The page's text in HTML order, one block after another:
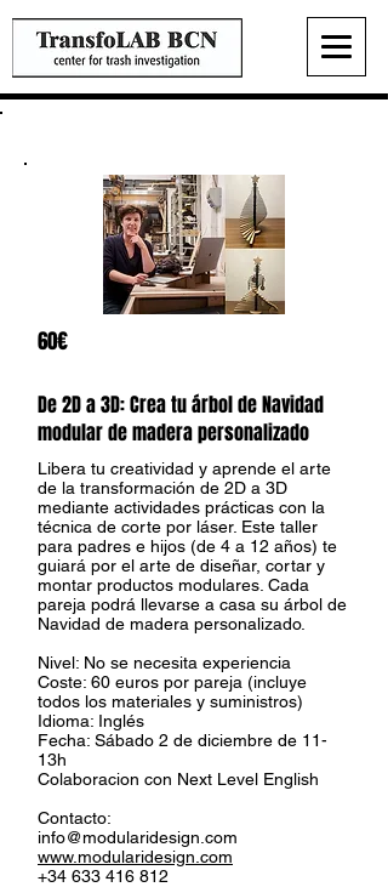
60€
De 2D a 3D: Crea tu árbol de Navidad
modular de madera personalizado
Libera tu creatividad y aprende el arte
de la transformación de 2D a 3D
mediante actividades prácticas con la
técnica de corte por láser. Este taller
para padres e hijos (de 4 a 12 años) te
guiará por el arte de diseñar, cortar y
montar productos modulares. Cada
pareja podrá llevarse a casa su árbol de
Navidad de madera personalizado.
Nivel: No se necesita experiencia
Coste: 60 euros por pareja (incluye
todos los materiales y suministros)
Idioma: Inglés
Fecha: Sábado 2 de diciembre de 11-
13h
Colaboracion con Next Level English
Contacto:
info@modularidesign.com
www.modularidesign.com
+34 633 416 812